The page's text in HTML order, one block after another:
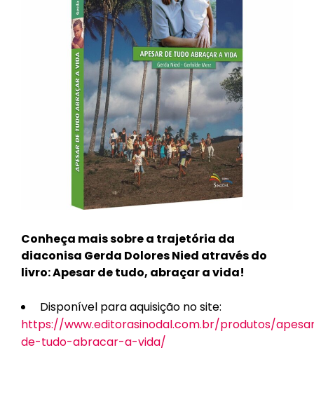
Conheça mais sobre a trajetória da
diaconisa Gerda Dolores Nied através do
livro: Apesar de tudo, abraçar a vida!
Disponível para aquisição no site:
https://www.editorasinodal.com.br/produtos/
de-tudo-abracar-a-vida/